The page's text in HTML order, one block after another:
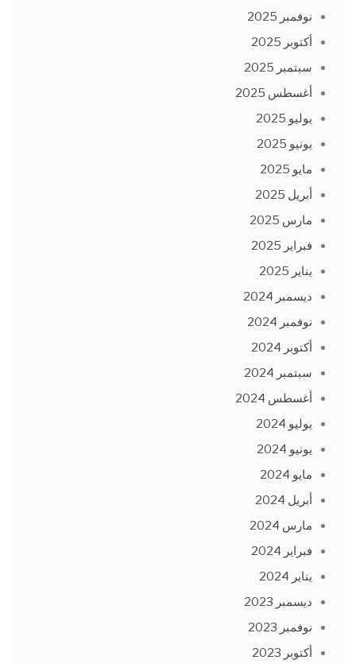
نوفمبر 2025
أكتوبر 2025
سبتمبر 2025
أغسطس 2025
يوليو 2025
يونيو 2025
مايو 2025
أبريل 2025
مارس 2025
فبراير 2025
يناير 2025
ديسمبر 2024
نوفمبر 2024
أكتوبر 2024
سبتمبر 2024
أغسطس 2024
يوليو 2024
يونيو 2024
مايو 2024
أبريل 2024
مارس 2024
فبراير 2024
يناير 2024
ديسمبر 2023
نوفمبر 2023
أكتوبر 2023